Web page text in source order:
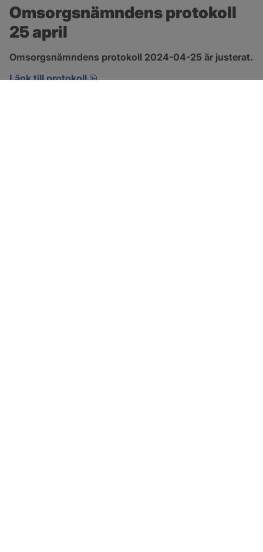
Omsorgsnämndens protokoll
25 april
Omsorgsnämndens protokoll 2024-04-25 är justerat.
Länk till protokoll
pdf, 222.9 kB, öppnas i nytt fönster.